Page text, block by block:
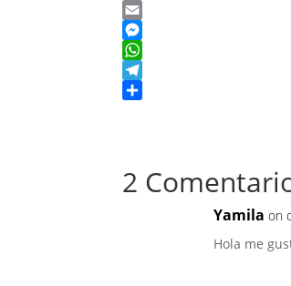
a
c
e
b
o
T
w
i
t
t
E
m
a
i
M
e
s
g
e
W
h
A
p
T
g
r
p
a
2
Yamila on
Hola me